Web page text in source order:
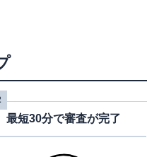
最短30分で審査が完了